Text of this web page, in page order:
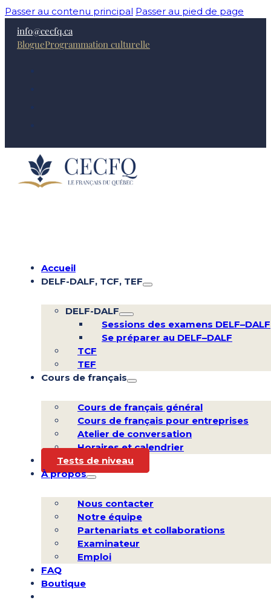
Passer au contenu principal Passer au pied de page
info@cecfq.ca
BlogueProgrammation culturelle
Accueil
DELF-DALF, TCF, TEF
DELF-DALF
Sessions des examens DELF–DALF
Se préparer au DELF–DALF
TCF
TEF
Cours de français
Cours de français général
Cours de français pour entreprises
Atelier de conversation
Horaires et calendrier
Tests de niveau
À propos
Nous contacter
Notre équipe
Partenariats et collaborations
Examinateur
Emploi
FAQ
Boutique